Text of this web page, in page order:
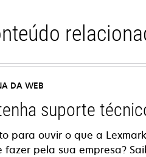
DA WEB
suporte
para ouvir o que a Lexmark
fazer pela sua empresa?